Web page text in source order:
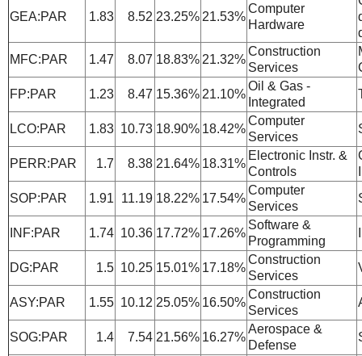
GEA:PAR 1.83 8.52 23.25% 21.53%
Computer
Hardware
MFC:PAR
1.47 8.07 18.83% 21.32%
Construction
Services
FP:PAR
1.23 8.47 15.36% 21.10%
Oil & Gas -
Integrated
LCO:PAR 1.83 10.73 18.90% 18.42%
Computer
Services
PERR:PAR 1.7 8.38 21.64% 18.31%
Electronic Instr. &
Controls
SOP:PAR
1.91 11.19 18.22% 17.54%
Computer
Services
INF:PAR 1.74 10.36 17.72% 17.26%
Software &
Programming
DG:PAR 1.5 10.25 15.01% 17.18%
Construction
Services
ASY:PAR 1.55 10.12 25.05% 16.50%
Construction
Services
SOG:PAR 1.4 7.54 21.56% 16.27%
Aerospace &
Defense